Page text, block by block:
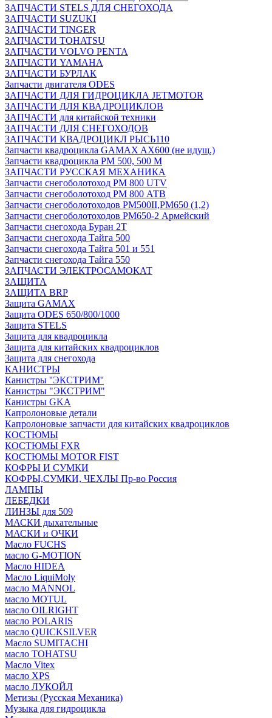
ЗАПЧАСТИ STELS ДЛЯ СНЕГОХОДА
ЗАПЧАСТИ SUZUKI
ЗАПЧАСТИ TINGER
ЗАПЧАСТИ TOHATSU
ЗАПЧАСТИ VOLVO PENTA
ЗАПЧАСТИ YAMAHA
ЗАПЧАСТИ БУРЛАК
Запчасти двигателя ODES
ЗАПЧАСТИ ДЛЯ ГИДРОЦИКЛА JETMOTOR
ЗАПЧАСТИ ДЛЯ КВАДРОЦИКЛОВ
ЗАПЧАСТИ для китайской техники
ЗАПЧАСТИ ДЛЯ СНЕГОХОДОВ
ЗАПЧАСТИ КВАДРОЦИКЛ РЫСЬ110
Запчасти квадроцикла GAMAX AX600 (не идущ.)
Запчасти квадроцикла РМ 500, 500 М
ЗАПЧАСТИ РУССКАЯ МЕХАНИКА
Запчасти снегоболотоход РМ 800 UTV
Запчасти снегоболотоход РМ 800 АТВ
Запчасти снегоболотоходов РМ500II,РМ650 (1,2)
Запчасти снегоболотоходов РМ650-2 Армейский
Запчасти снегохода Буран 2Т
Запчасти снегохода Тайга 500
Запчасти снегохода Тайга 501 и 551
Запчасти снегохода Тайга 550
ЗАПЧАСТИ ЭЛЕКТРОСАМОКАТ
ЗАЩИТА
ЗАЩИТА BRP
Защита GAMAX
Защита ODES 650/800/1000
Защита STELS
Защита для квадроцикла
Защита для китайских квадроциклов
Защита для снегохода
КАНИСТРЫ
Канистры ''ЭКСТРИМ''
Канистры "ЭКСТРИМ"
Канистры GKA
Капролоновые детали
Капролоновые запчасти для китайских квадроциклов
КОСТЮМЫ
КОСТЮМЫ FXR
КОСТЮМЫ MOTOR FIST
КОФРЫ И СУМКИ
КОФРЫ,СУМКИ, ЧЕХЛЫ Пр-во Россия
ЛАМПЫ
ЛЕБЕДКИ
ЛИНЗЫ для 509
МАСКИ дыхательные
МАСКИ и ОЧКИ
Масло FUCHS
масло G-MOTION
Масло HIDEA
Масло LiquiMoly
масло MANNOL
масло MOTUL
масло OILRIGHT
масло POLARIS
масло QUICKSILVER
Масло SUMITACHI
масло TOHATSU
Масло Vitex
масло XPS
масло ЛУКОЙЛ
Метизы (Русская Механика)
Музыка для гидроцикла